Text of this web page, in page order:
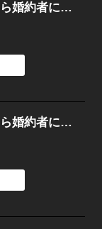
清楚誠実に生きていたら婚約者に裏切られたので、やり直しの世界では悪役令嬢として生きます （31）
清楚誠実に生きていたら婚約者に裏切られたので、やり直しの世界では悪役令嬢として生きます （30）